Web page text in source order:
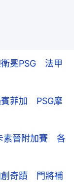
衛冕PSG 法甲
賓菲加 PSG摩
素晉附加賽 各
創奇蹟 門將補